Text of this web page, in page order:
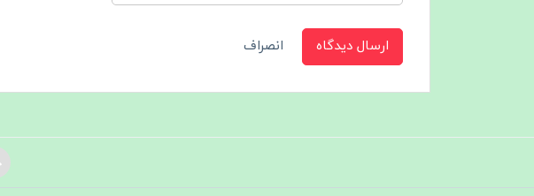
ارسال دیدگاه انصراف